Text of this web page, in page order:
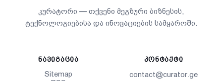
კურატორი — თქვენი მეგზური ბიზნესის,
ტექნოლოგიებისა და ინოვაციების სამყაროში.
ᲜᲐᲕᲘᲒᲐᲪᲘᲐ
Sitemap
ᲙᲝᲜᲢᲐᲥᲢᲘ
contact@curator.ge